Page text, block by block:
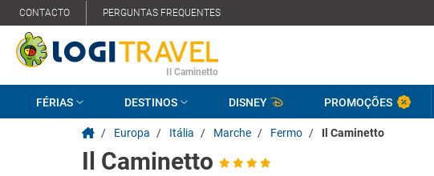
CONTACTO PERGUNTAS FREQUENTES
Il Caminetto
FÉRIAS DESTINOS DISNEY PROMOÇÕES
/ Europa / Itália / Marche / Fermo / Il Caminetto
Il Caminetto